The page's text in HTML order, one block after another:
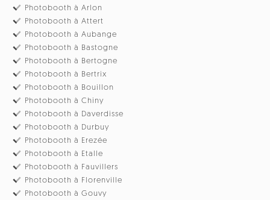
Photobooth à Arlon
Photobooth à Attert
Photobooth à Aubange
Photobooth à Bastogne
Photobooth à Bertogne
Photobooth à Bertrix
Photobooth à Bouillon
Photobooth à Chiny
Photobooth à Daverdisse
Photobooth à Durbuy
Photobooth à Erezée
Photobooth à Etalle
Photobooth à Fauvillers
Photobooth à Florenville
Photobooth à Gouvy